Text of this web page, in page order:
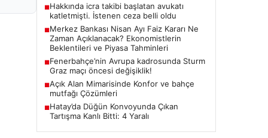
■Hakkında icra takibi başlatan avukatı
katletmişti. İstenen ceza belli oldu
■Merkez Bankası Nisan Ayı Faiz Kararı Ne
Zaman Açıklanacak? Ekonomistlerin
Beklentileri ve Piyasa Tahminleri
■Fenerbahçe’nin Avrupa kadrosunda Sturm
Graz maçı öncesi değişiklik!
■Açık Alan Mimarisinde Konfor ve bahçe
mutfağı Çözümleri
■Hatay’da Düğün Konvoyunda Çıkan
Tartışma Kanlı Bitti: 4 Yaralı